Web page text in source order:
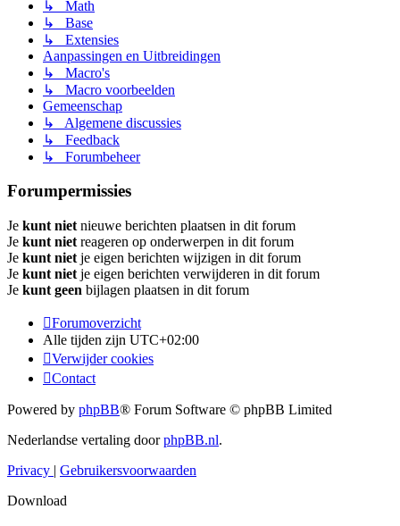
↳ Math
↳ Base
↳ Extensies
Aanpassingen en Uitbreidingen
↳ Macro's
↳ Macro voorbeelden
Gemeenschap
↳ Algemene discussies
↳ Feedback
↳ Forumbeheer
Forumpermissies
Je kunt niet nieuwe berichten plaatsen in dit forum
Je kunt niet reageren op onderwerpen in dit forum
Je kunt niet je eigen berichten wijzigen in dit forum
Je kunt niet je eigen berichten verwijderen in dit forum
Je kunt geen bijlagen plaatsen in dit forum
Forumoverzicht
Alle tijden zijn UTC+02:00
Verwijder cookies
Contact
Powered by phpBB® Forum Software © phpBB Limited
Nederlandse vertaling doorphpBB.nl.
Privacy | Gebruikersvoorwaarden
Download